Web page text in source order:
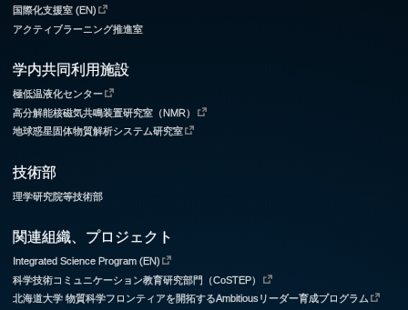
国際化支援室 (EN)
アクティブラーニング推進室
学内共同利用施設
極低温液化センター
高分解能核磁気共鳴装置研究室（NMR）
地球惑星固体物質解析システム研究室
技術部
理学研究院等技術部
関連組織、プロジェクト
Integrated Science Program (EN)
科学技術コミュニケーション教育研究部門（CoSTEP）
北海道大学 物質科学フロンティアを開拓するAmbitiousリーダー育成プログラム